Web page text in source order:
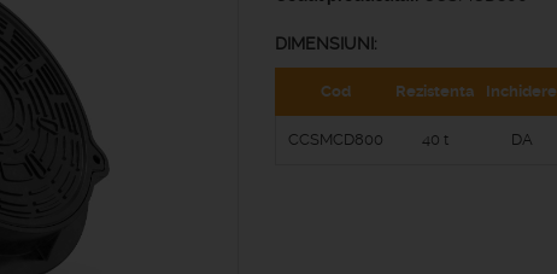
DIMENSIUNI:
Cod Rezistenta Inchidere
CCSMCD800 40 t DA